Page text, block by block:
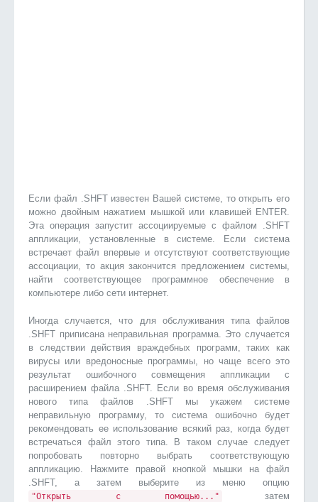
Если файл .SHFT известен Вашей системе, то открыть его
можно двойным нажатием мышкой или клавишей ENTER.
Эта операция запустит ассоциируемые с файлом .SHFT
аппликации, установленные в системе. Если система
встречает файл впервые и отсутствуют соответствующие
ассоциации, то акция закончится предложением системы,
найти соответствующее программное обеспечение в
компьютере либо сети интернет.
Иногда случается, что для обслуживания типа файлов
.SHFT приписана неправильная программа. Это случается
в следствии действия враждебных программ, таких как
вирусы или вредоносные программы, но чаще всего это
результат ошибочного совмещения аппликации с
расширением файла .SHFT. Если во время обслуживания
нового типа файлов .SHFT мы укажем системе
неправильную программу, то система ошибочно будет
рекомендовать ее использование всякий раз, когда будет
встречаться файл этого типа. В таком случае следует
попробовать повторно выбрать соответствующую
аппликацию. Нажмите правой кнопкой мышки на файл
.SHFT, а затем выберите из меню опцию
"Открыть с помощью..." затем